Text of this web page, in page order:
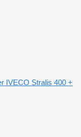
IVECO Stralis 400 +